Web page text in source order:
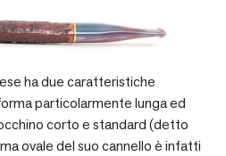
ha due caratteristiche
particolarmente lunga ed
corto e standard (detto
ovale del suo cannello è infatti